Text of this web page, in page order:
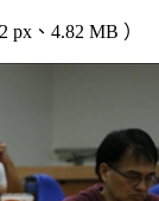
px、4.82 MB ）